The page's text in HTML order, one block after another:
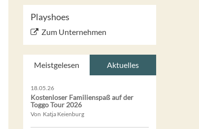
Playshoes
Zum Unternehmen
Meistgelesen Aktuelles
18.05.26
Kostenloser Familienspaß auf der
Toggo Tour 2026
Von Katja Keienburg